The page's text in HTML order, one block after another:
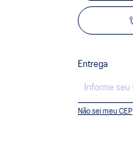
Entrega
Não sei meu CEP